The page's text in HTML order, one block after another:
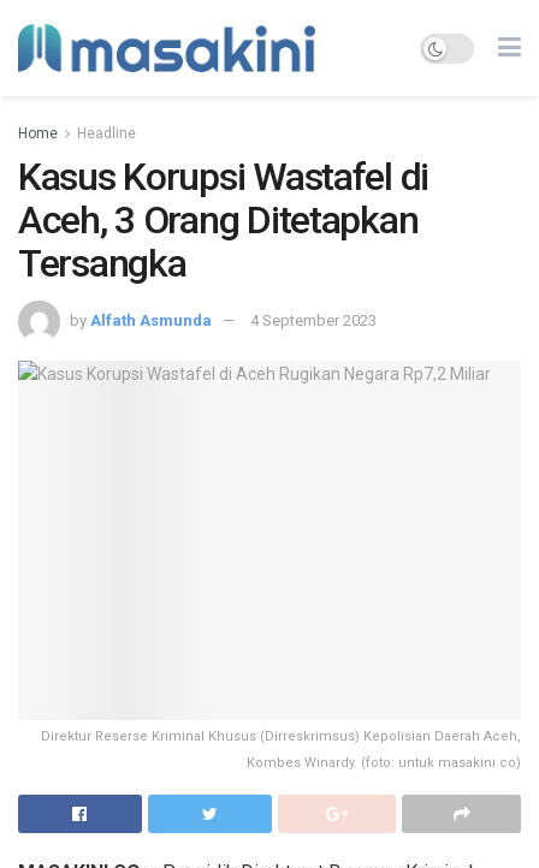
Home Headline
Kasus Korupsi Wastafel di
Aceh, 3 Orang Ditetapkan
Tersangka
by Alfath Asmunda 4 September 2023
Direktur Reserse Kriminal Khusus (Dirreskrimsus) Kepolisian Daerah Aceh,
Kombes Winardy. (foto: untuk masakini.co)